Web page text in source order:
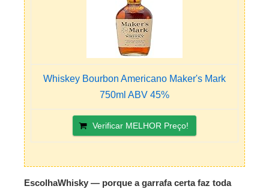
Whiskey Bourbon Americano Maker's Mark
750ml ABV 45%
Verificar MELHOR Preço!
EscolhaWhisky — porque a garrafa certa faz toda